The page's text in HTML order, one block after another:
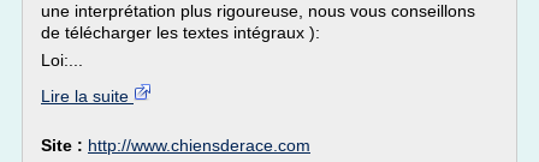
une interprétation plus rigoureuse, nous vous conseillons
de télécharger les textes intégraux ):
Loi:...
Lire la suite
Site : http://www.chiensderace.com